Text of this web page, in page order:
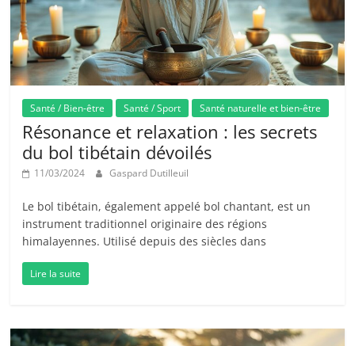
Santé / Bien-être Santé / Sport Santé naturelle et bien-être
Résonance et relaxation : les secrets
du bol tibétain dévoilés
11/03/2024 Gaspard Dutilleuil
Le bol tibétain, également appelé bol chantant, est un
instrument traditionnel originaire des régions
himalayennes. Utilisé depuis des siècles dans
Lire la suite